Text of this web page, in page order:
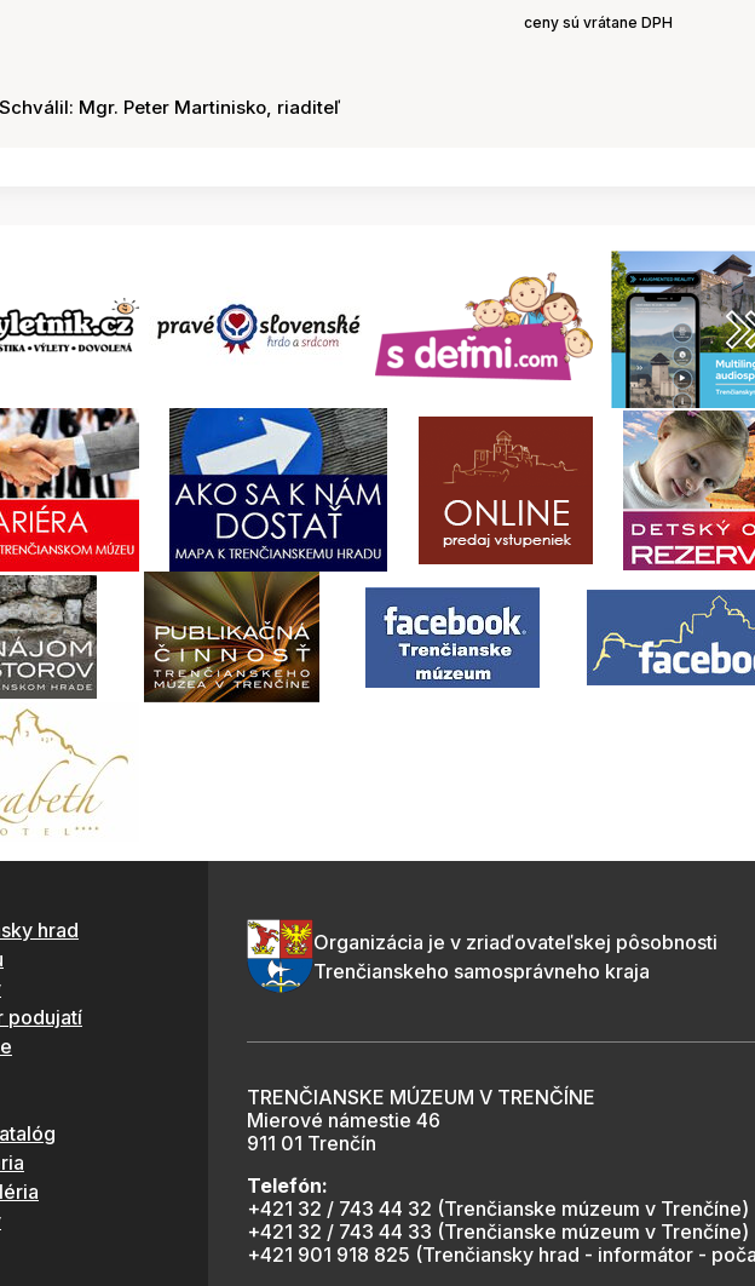
ceny sú vrátane DPH
Schválil: Mgr. Peter Martinisko, riaditeľ
hrad
podujatí
Organizácia je v zriaďovateľskej pôsobnosti
Trenčianskeho samosprávneho kraja
TRENČIANSKE MÚZEUM V TRENČÍNE
Mierové námestie 46
911 01 Trenčín
Telefón:
+421 32 / 743 44 32 (Trenčianske múzeum v Trenčíne)
+421 32 / 743 44 33 (Trenčianske múzeum v Trenčíne)
+421 901 918 825 (Trenčiansky hrad - informátor -